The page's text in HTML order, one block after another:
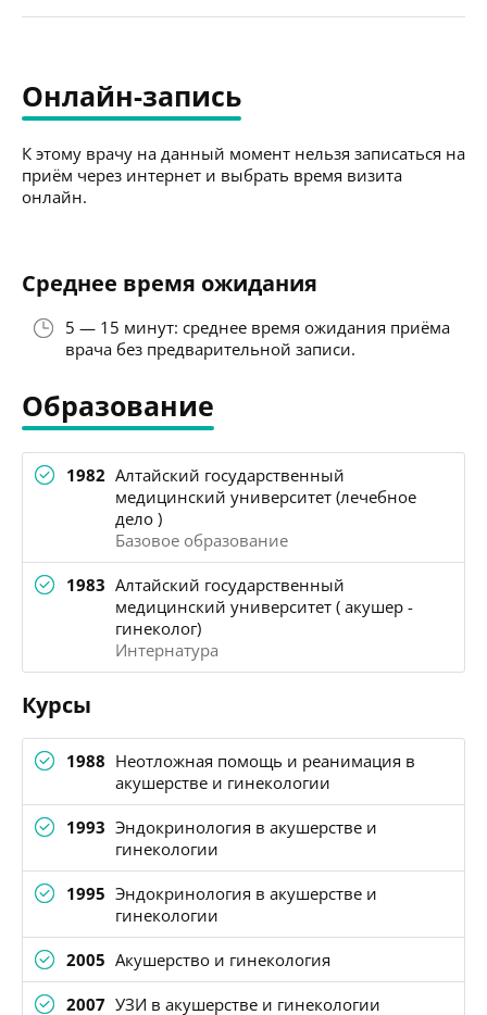
Онлайн-запись
К этому врачу на данный момент нельзя записаться на
приём через интернет и выбрать время визита
онлайн.
Среднее время ожидания
5 — 15 минут: среднее время ожидания приёма
врача без предварительной записи.
Образование
1982 Алтайский государственный
медицинский университет (лечебное
дело )
Базовое образование
1983 Алтайский государственный
медицинский университет ( акушер -
гинеколог)
Интернатура
Курсы
1988 Неотложная помощь и реанимация в
акушерстве и гинекологии
1993 Эндокринология в акушерстве и
гинекологии
1995 Эндокринология в акушерстве и
гинекологии
2005 Акушерство и гинекология
2007 УЗИ в акушерстве и гинекологии